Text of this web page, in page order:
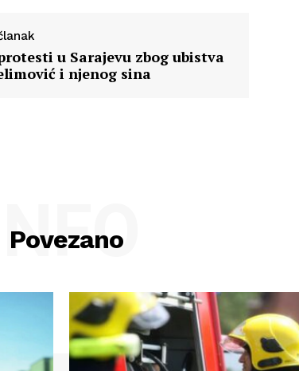
u Sarajevu zbog ubistva
i njenog sina
Povezano
INFO